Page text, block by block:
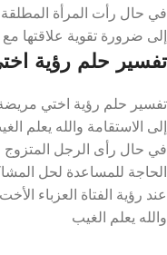
في حال رأت المرأة المطلقة
إلى ضرورة تقوية علاقتها مع
تفسير حلم رؤية
تفسير حلم رؤية اختي
إلى الاستقامة والله يعلم
في حال رأى الرجل
الحاجة للمساعدة لحل
عند رؤية الفتاة العزباء
والله يعلم الغيب